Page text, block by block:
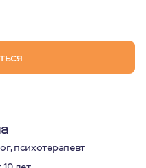
искусство, стиль
намеренную
мои профессиональные
психотерапевт